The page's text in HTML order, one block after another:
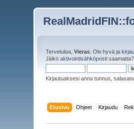
Tervetuloa,Vieras . Ole hyvä ja
Jäiköaktivointisähköposti saamatta?
Kirjautuaksesi anna tunnus,
Etusivu Ohjeet Kirjaudu